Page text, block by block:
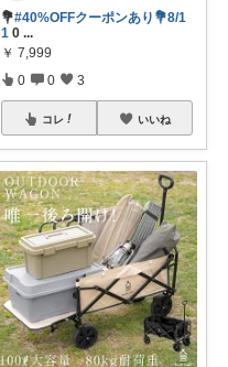
💐#40%OFFクーポンあり💐8/1
1 0 ...
￥ 7,999
0 0 3
コレ いいね